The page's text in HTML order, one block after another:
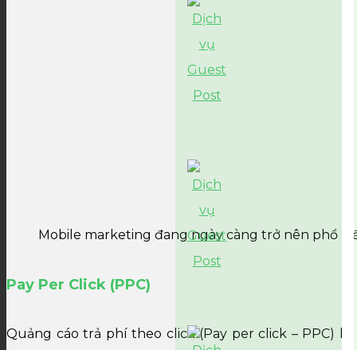
Mobile marketing đang ngày càng trở nên phổ
Pay Per Click (PPC)
Quảng cáo trả phí theo click (Pay per click – PPC) là